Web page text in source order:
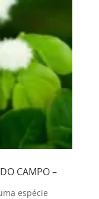
CAMPO –
espécie